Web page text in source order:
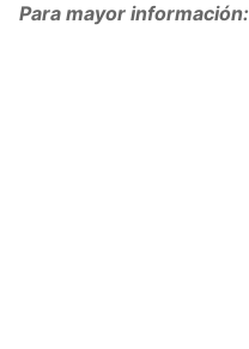
Para mayor información: